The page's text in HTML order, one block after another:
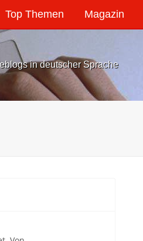
Top Themen Magazin
in deutscher Sprache